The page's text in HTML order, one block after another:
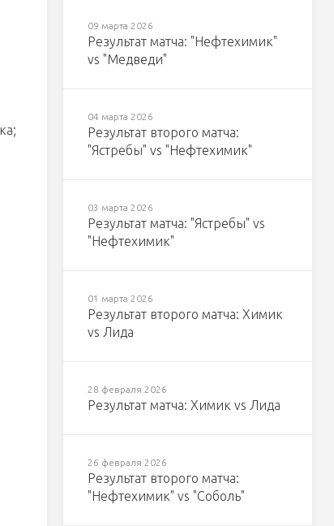
09 марта 2026
Результат матча: "Нефтехимик"
vs "Медведи"
04 марта 2026
Результат второго матча:
"Ястребы" vs "Нефтехимик"
03 марта 2026
Результат матча: "Ястребы" vs
"Нефтехимик"
01 марта 2026
Результат второго матча: Химик
vs Лида
28 февраля 2026
Результат матча: Химик vs Лида
26 февраля 2026
Результат второго матча:
"Нефтехимик" vs "Соболь"